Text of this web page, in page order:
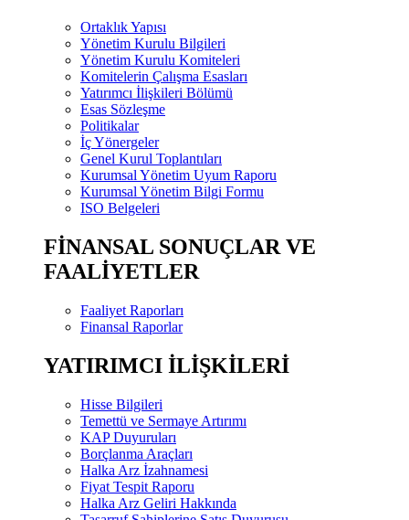
Ortaklık Yapısı
Yönetim Kurulu Bilgileri
Yönetim Kurulu Komiteleri
Komitelerin Çalışma Esasları
Yatırımcı İlişkileri Bölümü
Esas Sözleşme
Politikalar
İç Yönergeler
Genel Kurul Toplantıları
Kurumsal Yönetim Uyum Raporu
Kurumsal Yönetim Bilgi Formu
ISO Belgeleri
FİNANSAL SONUÇLAR VE
FAALİYETLER
Faaliyet Raporları
Finansal Raporlar
YATIRIMCI İLİŞKİLERİ
Hisse Bilgileri
Temettü ve Sermaye Artırımı
KAP Duyuruları
Borçlanma Araçları
Halka Arz İzahnamesi
Fiyat Tespit Raporu
Halka Arz Geliri Hakkında